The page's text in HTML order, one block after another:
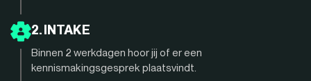
2. INTAKE
Binnen 2 werkdagen hoor jij of er een
kennismakingsgesprek plaatsvindt.